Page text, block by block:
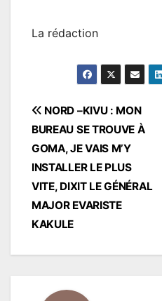
La rédaction
Navigation
de
l’article
NORD –KIVU : MON
BUREAU SE TROUVE À
GOMA, JE VAIS M’Y
INSTALLER LE PLUS
VITE, DIXIT LE GÉNÉRAL
MAJOR EVARISTE
KAKULE